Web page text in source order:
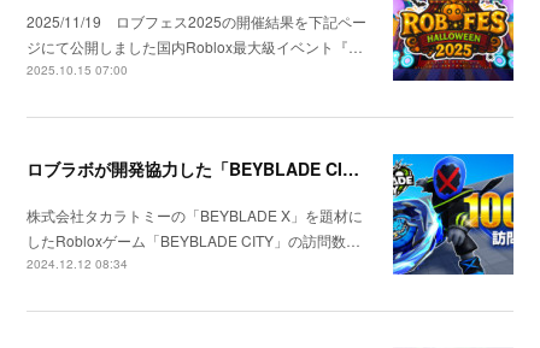
2025/11/19 ロブフェス2025の開催結果を下記ペー
ジにて公開しました国内Roblox最大級イベント『…
2025.10.15 07:00
ロブラボが開発協力した「BEYBLADE CITY」が1000万訪問を達成
株式会社タカラトミーの「BEYBLADE X」を題材に
したRobloxゲーム「BEYBLADE CITY」の訪問数…
2024.12.12 08:34